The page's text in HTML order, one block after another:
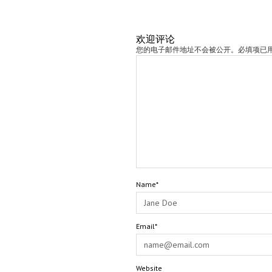
欢迎评论
您的电子邮件地址不会被公开。必填项已
Name*
Email*
Website